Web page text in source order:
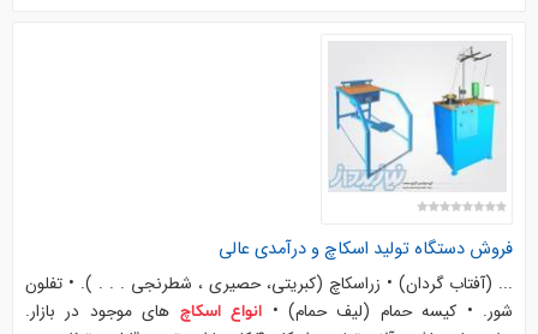
فروش دستگاهتولید اسکاچو درآمدی عالی
... (آفتاب گردان) • زراسکاچ (کبریتی، حصیری ، شطرنجی . . . ). • تفلون
شور. • کیسه حمام (لیف حمام) • انواع اسکاچ های موجود در بازار.